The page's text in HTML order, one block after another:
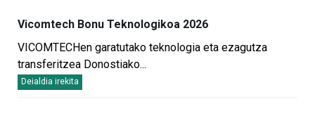
Vicomtech Bonu Teknologikoa 2026
Deialdia irekita
VICOMTECHen garatutako teknologia eta ezagutza
transferitzea Donostiako
...